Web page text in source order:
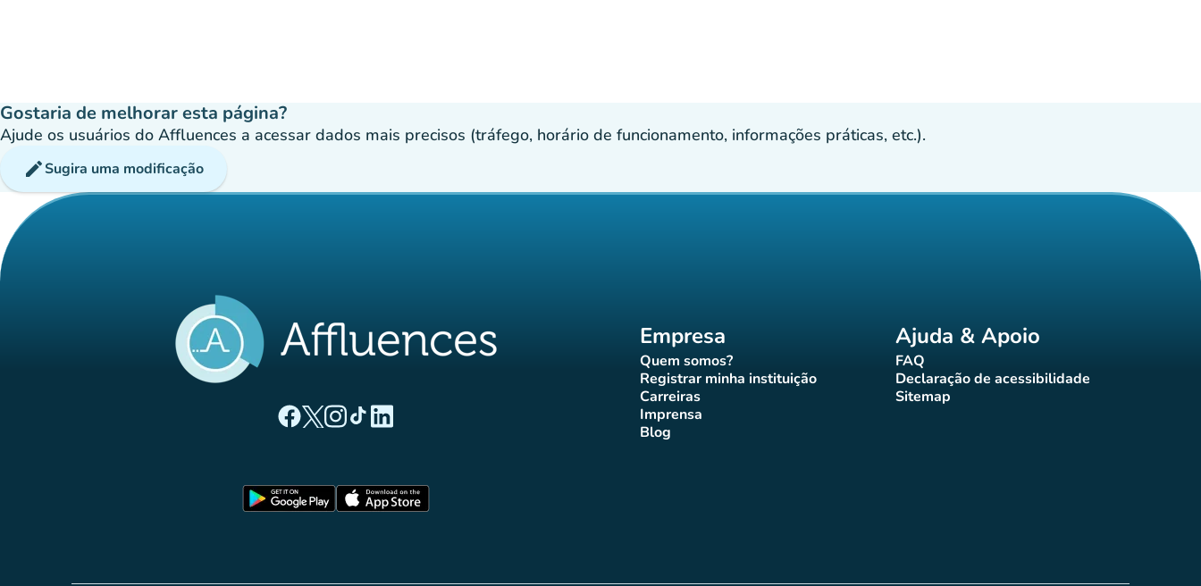
Gostaria de melhorar esta página?
Ajude os usuários do Affluences a acessar dados mais precisos (tráfego, horário de funcionamento, informações práticas, etc.).
editSugira uma modificação
(novo separador)
(novo separador)
(novo separador)
(novo separador)
(novo separador)
Empresa
Quem somos?(novo separador)
Registrar minha instituição
(novo separador)
Carreiras(novo separador)
Imprensa(novo separador)
Blog(novo separador)
Ajuda & Apoio
FAQ(novo separador)
Declaração de acessibilidade
(novo separador)
Sitemap(novo separador)